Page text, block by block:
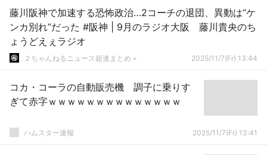
藤川阪神で加速する恐怖政治…2コーチの退団、異動は“ケ
ンカ別れ”だった #阪神 | 9月のラジオ大阪 藤川貴央のち
ょうどえぇラジオ
２ちゃんねるニュース超速まとめ＋ 2025/11/7(Fr) 13:44
コカ・コーラの自動販売機 調子に乗りす
ぎて赤字ｗｗｗｗｗｗｗｗｗｗｗｗｗｗ
ハムスター速報 2025/11/7(Fr) 13:41